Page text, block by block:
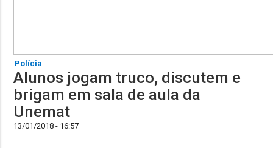
Polícia
Alunos jogam truco, discutem e
brigam em sala de aula da
Unemat
13/01/2018 - 16:57